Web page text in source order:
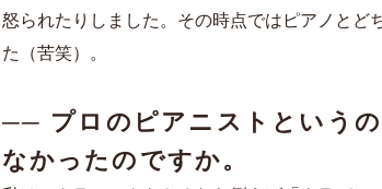
怒られたりしました。 その時点ではピアノとど
た（苦笑）。
── プロのピアニストという
なかったのですか。